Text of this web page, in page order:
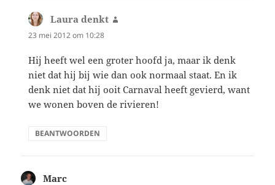
Laura denkt
23 mei 2012 om 10:28
Hij heeft wel een groter hoofd ja, maar ik denk
niet dat hij bij wie dan ook normaal staat. En ik
denk niet dat hij ooit Carnaval heeft gevierd, want
we wonen boven de rivieren!
BEANTWOORDEN
Marc